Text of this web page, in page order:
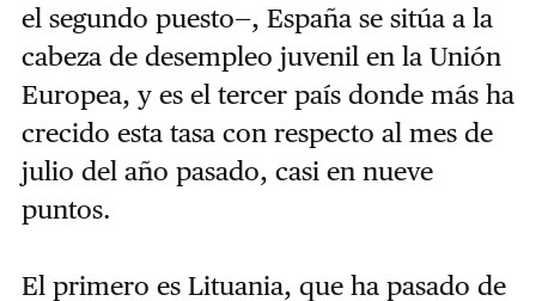
el segundo puesto—, España se sitúa a la
cabeza de desempleo juvenil en la Unión
Europea, y es el tercer país donde más ha
crecido esta tasa con respecto al mes de
julio del año pasado, casi en nueve
puntos.
El primero es Lituania, que ha pasado de